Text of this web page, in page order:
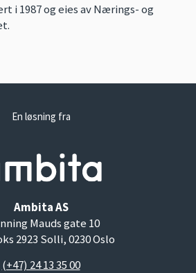
i 1987 og eies av Nærings- og
En løsning fra
Ambita AS
Mauds gate 10
2923 Solli, 0230 Oslo
(+47) 24 13 35 00